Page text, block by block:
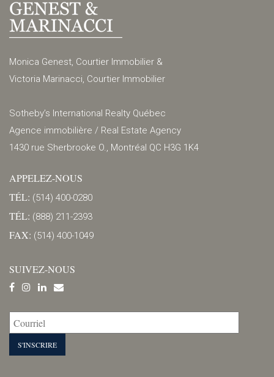
Monica Genest, Courtier Immobilier &
Victoria Marinacci, Courtier Immobilier
Sotheby’s International Realty Québec
Agence immobilière / Real Estate Agency
1430 rue Sherbrooke O., Montréal QC H3G 1K4
APPELEZ-NOUS
TÉL: (514) 400-0280
TÉL: (888) 211-2393
FAX: (514) 400-1049
SUIVEZ-NOUS